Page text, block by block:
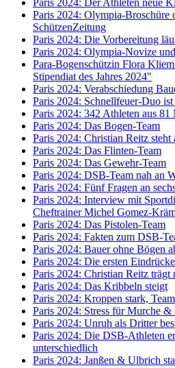
Paris 2024: Der Athleten neue
Paris 2024: Olympia-Broschüre
SchützenZeitung
Paris 2024: Die Vorbereitung
Paris 2024: Olympia-Novize
Para-Bogenschützin Flora
Stipendiat des Jahres 2024"
Paris 2024: Verabschiedung
Paris 2024: Schnellfeuer-Duo
Paris 2024: 342 Athleten aus
Paris 2024: Das Bogen-Team
Paris 2024: Christian Reitz steht
Paris 2024: Das Flinten-Team
Paris 2024: Das Gewehr-Team
Paris 2024: DSB-Team nah an
Paris 2024: Fünf Fragen an
Paris 2024: Interview mit
Cheftrainer Michel Gomez-
Paris 2024: Das Pistolen-Team
Paris 2024: Fakten zum DSB-
Paris 2024: Bauer ohne Bögen
Paris 2024: Die ersten
Paris 2024: Christian Reitz trägt
Paris 2024: Das Kribbeln steigt
Paris 2024: Kroppen stark,
Paris 2024: Stress für Murche
Paris 2024: Unruh als Dritter
Paris 2024: Die DSB-Athleten
unterschiedlich
Paris 2024: Janßen & Ulbrich